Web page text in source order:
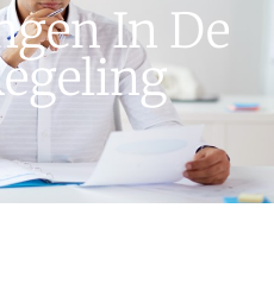
In De